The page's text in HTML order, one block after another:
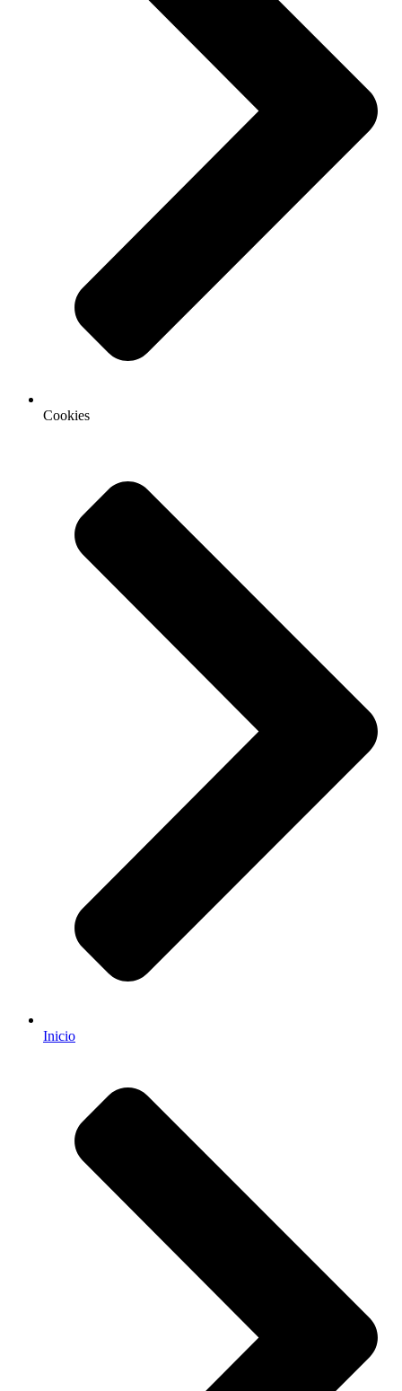
Cookies
Inicio